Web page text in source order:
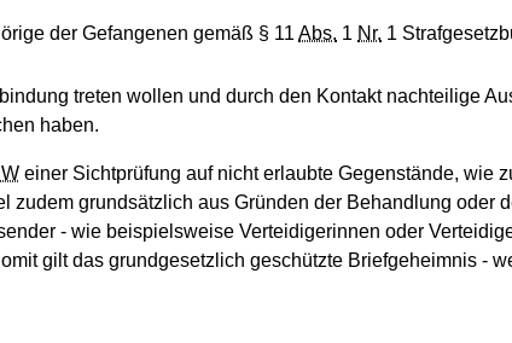
der Gefangenen gemäß § 11 Abs. 1 Nr. 1
treten wollen und durch den Kontakt nachteilige
haben.
einer Sichtprüfung auf nicht erlaubte Gegenstände, wie
zudem grundsätzlich aus Gründen der Behandlung oder
- wie beispielsweise Verteidigerinnen oder
gilt das grundgesetzlich geschützte Briefgeheimnis -